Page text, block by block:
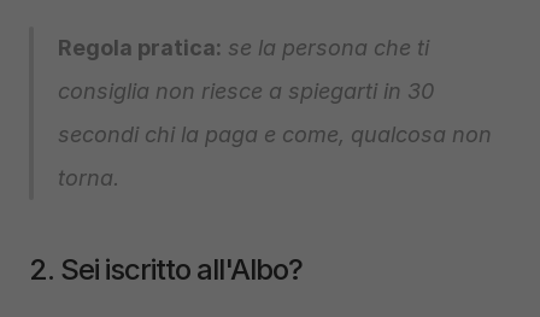
Regola pratica: se la persona che ti
consiglia non riesce a spiegarti in 30
secondi chi la paga e come, qualcosa non
torna.
2. Sei iscritto all'Albo?